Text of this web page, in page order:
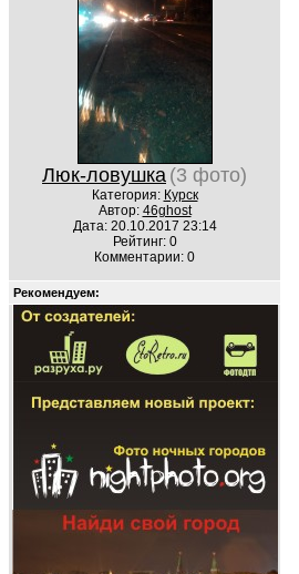
Люк-ловушка (3 фото)
Категория: Курск
Автор: 46ghost
Дата: 20.10.2017 23:14
Рейтинг: 0
Комментарии: 0
Рекомендуем: